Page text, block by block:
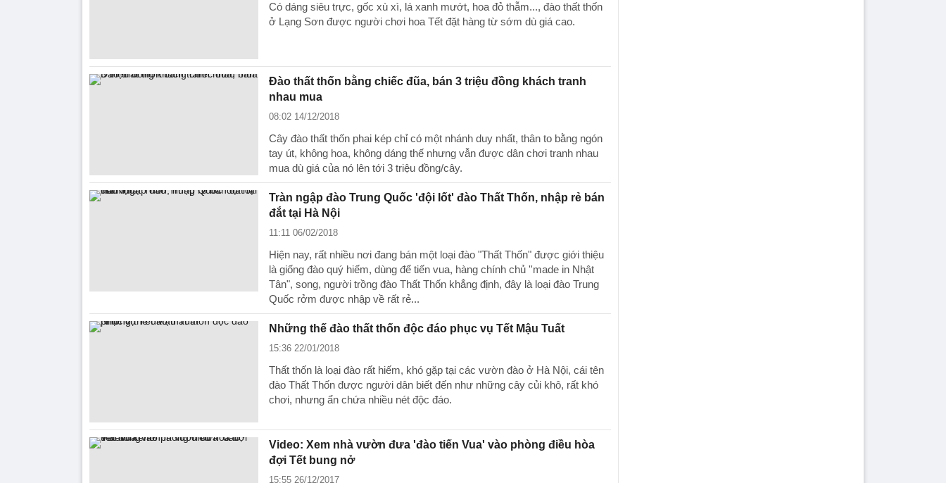
Có dáng siêu trực, gốc xù xì, lá xanh mướt, hoa đỏ thẫm..., đào thất thốn
ở Lạng Sơn được người chơi hoa Tết đặt hàng từ sớm dù giá cao.
Đào thất thốn bằng chiếc đũa, bán 3 triệu đồng khách tranh
nhau mua
08:02 14/12/2018
Cây đào thất thốn phai kép chỉ có một nhánh duy nhất, thân to bằng ngón
tay út, không hoa, không dáng thế nhưng vẫn được dân chơi tranh nhau
mua dù giá của nó lên tới 3 triệu đồng/cây.
Tràn ngập đào Trung Quốc 'đội lốt' đào Thất Thốn, nhập rẻ bán
đắt tại Hà Nội
11:11 06/02/2018
Hiện nay, rất nhiều nơi đang bán một loại đào "Thất Thốn" được giới thiệu
là giống đào quý hiếm, dùng để tiến vua, hàng chính chủ ''made in Nhật
Tân", song, người trồng đào Thất Thốn khẳng định, đây là loại đào Trung
Quốc rởm được nhập về rất rẻ...
Những thế đào thất thốn độc đáo phục vụ Tết Mậu Tuất
15:36 22/01/2018
Thất thốn là loại đào rất hiếm, khó gặp tại các vườn đào ở Hà Nội, cái tên
đào Thất Thốn được người dân biết đến như những cây củi khô, rất khó
chơi, nhưng ẩn chứa nhiều nét độc đáo.
Video: Xem nhà vườn đưa 'đào tiến Vua' vào phòng điều hòa
đợi Tết bung nở
15:55 26/12/2017